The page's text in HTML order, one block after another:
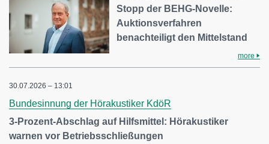
Stopp der BEHG-Novelle:
Auktionsverfahren
benachteiligt den Mittelstand
more
30.07.2026 – 13:01
Bundesinnung der Hörakustiker KdöR
3-Prozent-Abschlag auf Hilfsmittel: Hörakustiker
warnen vor Betriebsschließungen